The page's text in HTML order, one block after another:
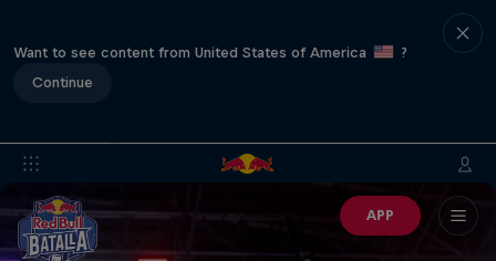
Want to see content from United States of America
?
Continue
APP